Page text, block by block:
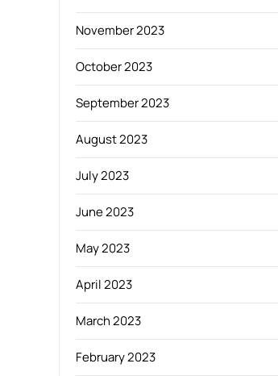
November 2023
October 2023
September 2023
August 2023
July 2023
June 2023
May 2023
April 2023
March 2023
February 2023